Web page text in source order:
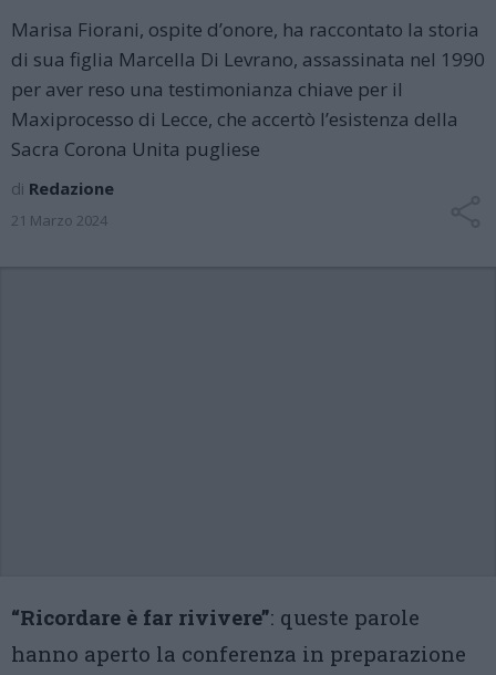
Marisa Fiorani, ospite d’onore, ha raccontato la storia
di sua figlia Marcella Di Levrano, assassinata nel 1990
per aver reso una testimonianza chiave per il
Maxiprocesso di Lecce, che accertò l’esistenza della
Sacra Corona Unita pugliese
di Redazione
21 Marzo 2024
“Ricordare è far rivivere”: queste parole
hanno aperto la conferenza in preparazione